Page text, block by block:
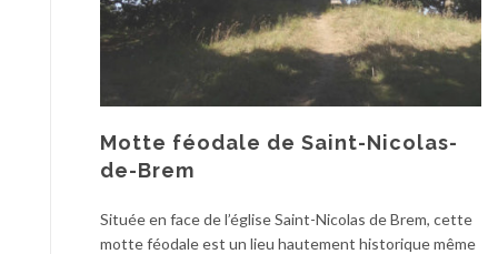
Motte féodale de Saint-Nicolas-
de-Brem
Située en face de l’église Saint-Nicolas de Brem, cette
motte féodale est un lieu hautement historique même